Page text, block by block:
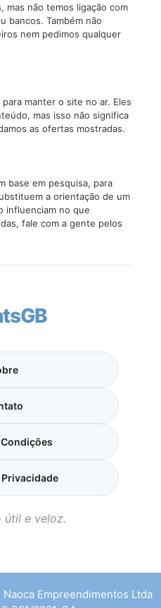
mas não temos ligação com
bancos. Também não
nem pedimos qualquer
manter o site no ar. Eles
mas isso não significa
as ofertas mostradas.
base em pesquisa, para
a orientação de um
influenciam no que
fale com a gente pelos
útil e veloz.
Empreendimentos Ltda